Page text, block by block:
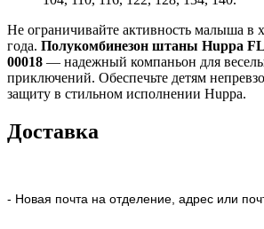
Не ограничивайте активность малыша в
года. Полукомбинезон штаны Huppa
00018 — надежный компаньон для
приключений. Обеспечьте детям
защиту в стильном исполнении Huppa.
Доставка
- Новая почта на отделение, адрес или